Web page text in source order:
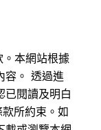
本網站根據
容。 透過進
已閱讀及明白
所約束。如